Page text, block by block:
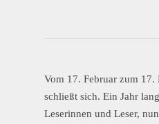
Vom 17. Februar zum 17.
schließt sich. Ein Jahr
Leserinnen und Leser,